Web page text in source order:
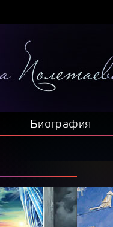
Биография